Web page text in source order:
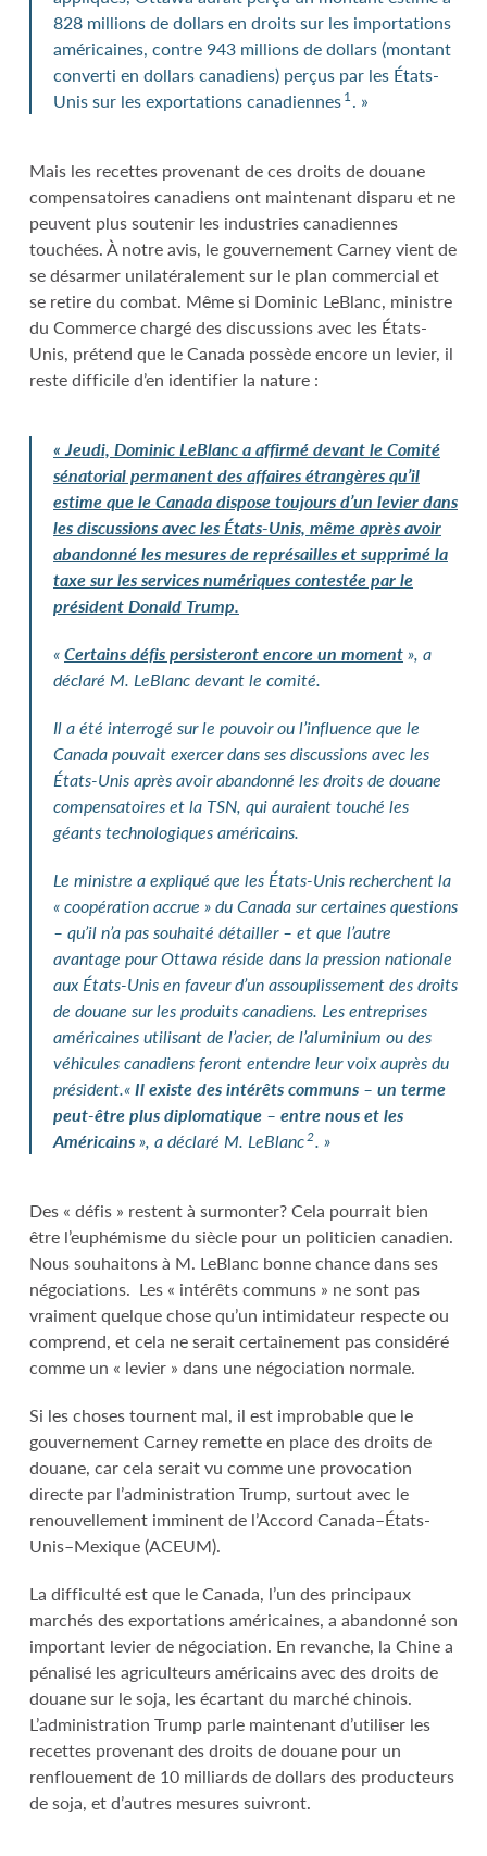
828 millions de dollars en droits sur les importations
américaines, contre 943 millions de dollars (montant
converti en dollars canadiens) perçus par les États-
Unis sur les exportations canadiennes1. »
Mais les recettes provenant de ces droits de douane
compensatoires canadiens ont maintenant disparu et ne
peuvent plus soutenir les industries canadiennes
touchées. À notre avis, le gouvernement Carney vient de
se désarmer unilatéralement sur le plan commercial et
se retire du combat. Même si Dominic LeBlanc, ministre
du Commerce chargé des discussions avec les États-
Unis, prétend que le Canada possède encore un levier, il
reste difficile d’en identifier la nature :
« Jeudi, DominicLeBlanc a affirmé devant le Comité
sénatorial permanent des affaires étrangères qu’il
estime que le Canada dispose toujours d’un levier dans
les discussions avec les États-Unis, même après avoir
abandonné les mesures de représailles et supprimé la
taxe sur les services numériques contestée par le
président Donald Trump.
«Certains défis persisteront encore un moment», a
déclaré M. LeBlanc devant le comité.
Il a été interrogé sur le pouvoir ou l’influence que le
Canada pouvait exercer dans ses discussions avec les
États-Unis après avoir abandonné les droits de douane
compensatoires et la TSN, qui auraient touché les
géants technologiques américains.
Le ministre a expliqué que les États-Unis recherchent la
« coopération accrue » du Canada sur certaines questions
– qu’il n’a pas souhaité détailler – et que l’autre
avantage pour Ottawa réside dans la pression nationale
aux États-Unis en faveur d’un assouplissement des droits
de douane sur les produits canadiens. Les entreprises
américaines utilisant de l’acier, de l’aluminium ou des
véhicules canadiens feront entendre leur voix auprès du
président.«Il existe des intérêts communs – un terme
peut-être plus diplomatique – entre nous et les
Américains», a déclaré M. LeBlanc2. »
Des « défis » restent à surmonter? Cela pourrait bien
être l’euphémisme du siècle pour un politicien canadien.
Nous souhaitons à M. LeBlanc bonne chance dans ses
négociations. Les « intérêts communs » ne sont pas
vraiment quelque chose qu’un intimidateur respecte ou
comprend, et cela ne serait certainement pas considéré
comme un « levier » dans une négociation normale.
Si les choses tournent mal, il est improbable que le
gouvernement Carney remette en place des droits de
douane, car cela serait vu comme une provocation
directe par l’administration Trump, surtout avec le
renouvellement imminent de l’Accord Canada–États-
Unis–Mexique (ACEUM).
La difficulté est que le Canada, l’un des principaux
marchés des exportations américaines, a abandonné son
important levier de négociation. En revanche, la Chine a
pénalisé les agriculteurs américains avec des droits de
douane sur le soja, les écartant du marché chinois.
L’administration Trump parle maintenant d’utiliser les
recettes provenant des droits de douane pour un
renflouement de 10 milliards de dollars des producteurs
de soja, et d’autres mesures suivront.